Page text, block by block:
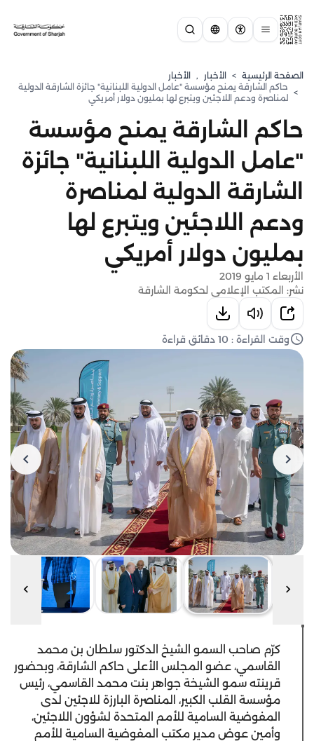
الصفحة الرئيسية > الأخبار , الأخبار
>
حاكم الشارقة يمنح مؤسسة "عامل الدولية اللبنانية" جائزة الشارقة الدولية
لمناصرة ودعم اللاجئين ويتبرع لها بمليون دولار أمريكي
حاكم الشارقة يمنح مؤسسة
"عامل الدولية اللبنانية" جائزة
الشارقة الدولية لمناصرة
ودعم اللاجئين ويتبرع لها
بمليون دولار أمريكي
الأربعاء 1 مايو 2019
نشر: المكتب الإعلامي لحكومة الشارقة
وقت القراءة : 10 دقائق قراءة
كرّم صاحب السمو الشيخ الدكتور سلطان بن محمد
القاسمي، عضو المجلس الأعلى حاكم الشارقة، وبحضور
قرينته سمو الشيخة جواهر بنت محمد القاسمي، رئيس
مؤسسة القلب الكبير، المناصرة البارزة للاجئين لدى
المفوضية السامية للأمم المتحدة لشؤون اللاجئين،
وأمين عوض مدير مكتب المفوضية السامية للأمم